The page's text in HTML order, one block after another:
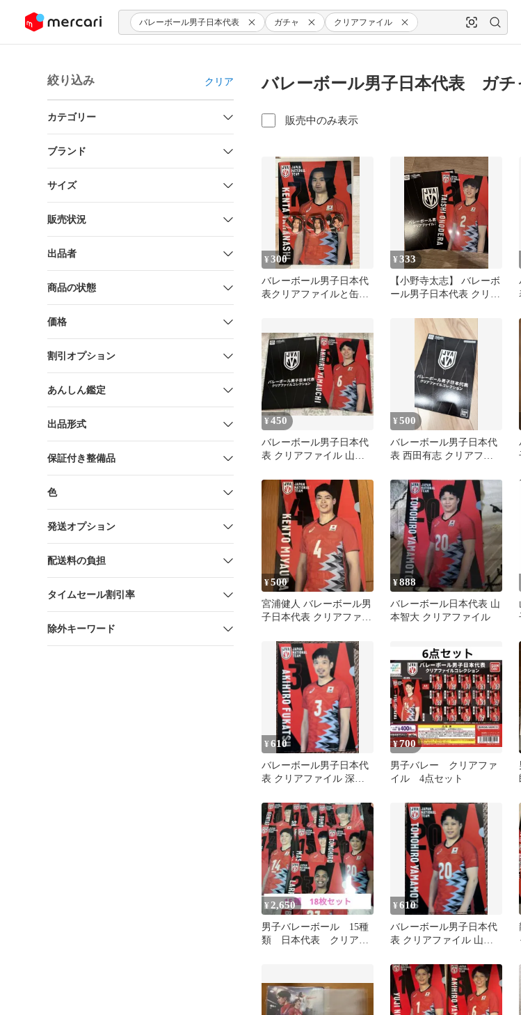
ツにスキップ バレーボール男子日本代表 ガチャ クリアファイル
絞り込み クリア
カテゴリー
ブランド
サイズ
販売状況
出品者
商品の状態
価格
割引オプション
あんしん鑑定
出品形式
保証付き整備品
色
発送オプション
配送料の負担
タイムセール割引率
除外キーワード
バレーボール男子日本代表 ガ
販売中のみ表示
¥300
バレーボール男子日本代
表クリアファイルと缶バ
¥333
【小野寺太志】 バレーボ
ール男子日本代表 クリア
¥450
バレーボール男子日本代
表 クリアファイル 山内
¥500
バレーボール男子日本代
表 西田有志 クリアファ
¥500
宮浦健人 バレーボール男
子日本代表 クリアファイ
¥888
バレーボール日本代表 山
本智大 クリアファイル
¥610
バレーボール男子日本代
表 クリアファイル 深津
¥700
男子バレー クリアファ
イル 4点セット
¥ 2,650
男子バレーボール 15種
類 日本代表 クリアフ
¥610
バレーボール男子日本代
表 クリアファイル 山本